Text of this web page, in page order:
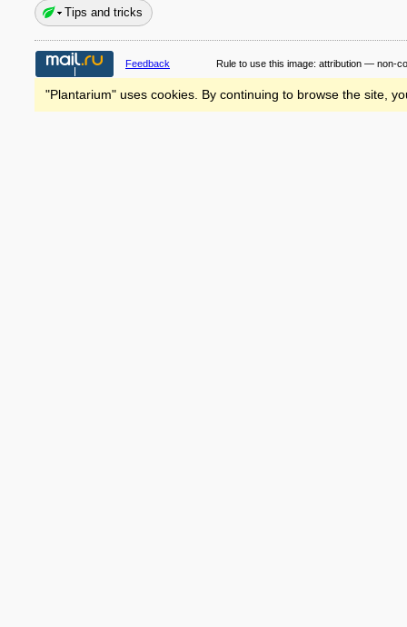
Tips and tricks
Feedback Rule to use this image: attribution — non-
"Plantarium" uses cookies. By continuing to browse the site,